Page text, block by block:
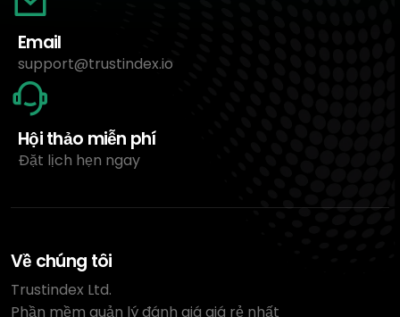
Email
support@trustindex.io
Hội thảo miễn phí
Đặt lịch hẹn ngay
Về chúng tôi
Trustindex Ltd.
Phần mềm quản lý đánh giá giá rẻ nhất